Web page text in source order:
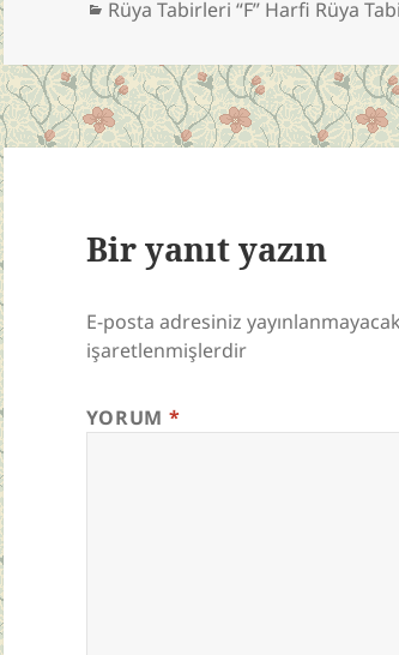
Kategoriler
Rüya Tabirleri “F” Harfi Rüya
Bir yanıt yazın
E-posta adresiniz
işaretlenmişlerdir
YORUM *